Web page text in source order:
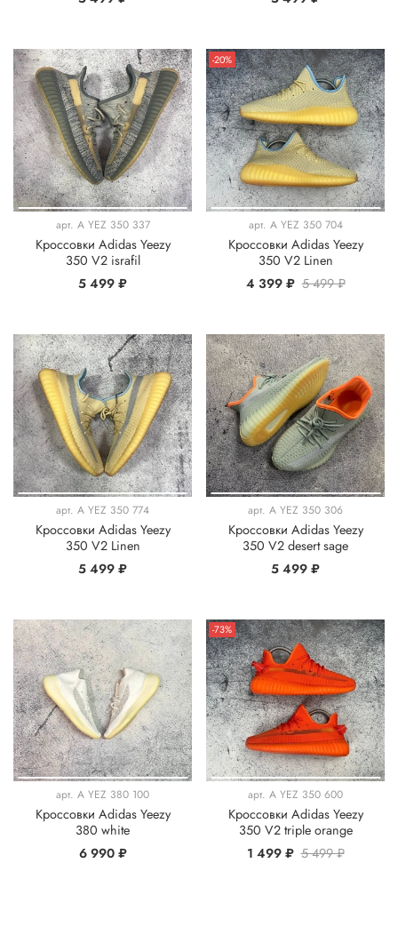
арт. A YEZ 350 337
Кроссовки Adidas Yeezy
350 V2 israfil
5 499 ₽
-20%
арт. A YEZ 350 704
Кроссовки Adidas Yeezy
350 V2 Linen
4 399 ₽ 5 499 ₽
арт. A YEZ 350 774
Кроссовки Adidas Yeezy
350 V2 Linen
5 499 ₽
арт. A YEZ 350 306
Кроссовки Adidas Yeezy
350 V2 desert sage
5 499 ₽
арт. A YEZ 380 100
Кроссовки Adidas Yeezy
380 white
6 990 ₽
-73%
арт. A YEZ 350 600
Кроссовки Adidas Yeezy
350 V2 triple orange
1 499 ₽ 5 499 ₽